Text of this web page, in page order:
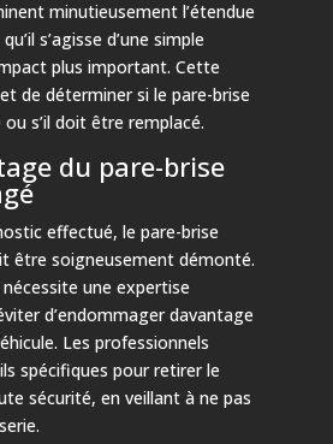
minutieusement l’étendue
s’agisse d’une simple
plus important. Cette
de déterminer si le pare-brise
s’il doit être remplacé.
du pare-brise
effectué, le pare-brise
être soigneusement démonté.
une expertise
d’endommager davantage
Les professionnels
spécifiques pour retirer le
sécurité, en veillant à ne pas